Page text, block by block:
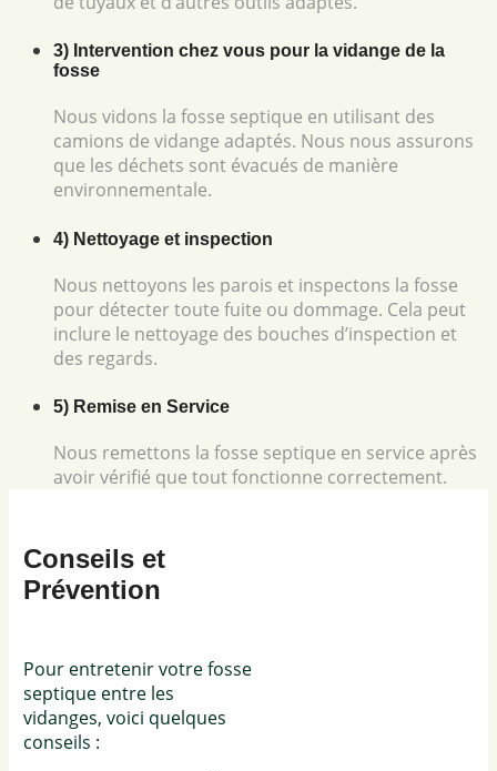
3) Intervention chez vous pour la vidange de la
fosse
Nous vidons la fosse septique en utilisant des
camions de vidange adaptés. Nous nous assurons
que les déchets sont évacués de manière
environnementale.
4) Nettoyage et inspection
Nous nettoyons les parois et inspectons la fosse
pour détecter toute fuite ou dommage. Cela peut
inclure le nettoyage des bouches d’inspection et
des regards.
5) Remise en Service
Nous remettons la fosse septique en service après
avoir vérifié que tout fonctionne correctement.
Conseils et
Prévention
Pour entretenir votre fosse
septique entre les
vidanges, voici quelques
conseils :